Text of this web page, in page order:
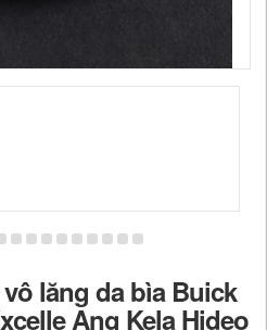
lăng da bìa Buick
Ang Kela Hideo